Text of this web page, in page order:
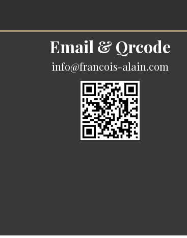
Email & Qrcode
info@francois-alain.com